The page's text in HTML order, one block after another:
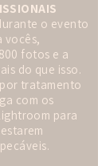
o evento
vocês,
fotos e a
do que isso.
tratamento
com os
para